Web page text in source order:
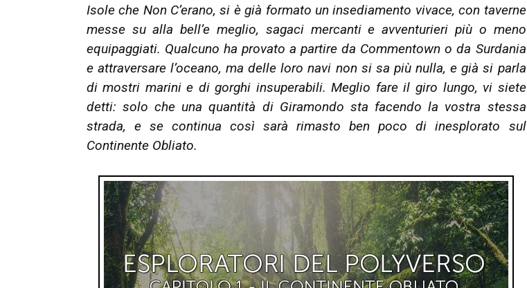
Isole che Non C’erano, si è già formato un insediamento vivace, con taverne
messe su alla bell’e meglio, sagaci mercanti e avventurieri più o meno
equipaggiati. Qualcuno ha provato a partire da Commentown o da Surdania
e attraversare l’oceano, ma delle loro navi non si sa più nulla, e già si parla
di mostri marini e di gorghi insuperabili. Meglio fare il giro lungo, vi siete
detti: solo che una quantità di Giramondo sta facendo la vostra stessa
strada, e se continua così sarà rimasto ben poco di inesplorato sul
Continente Obliato.